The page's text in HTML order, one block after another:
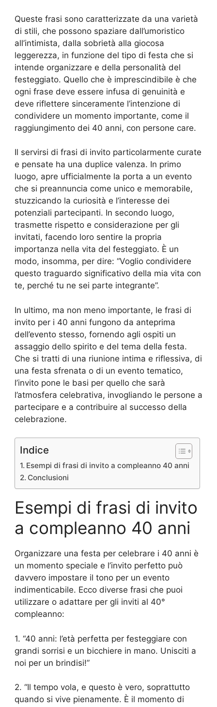
Queste frasi sono caratterizzate da una varietà
di stili, che possono spaziare dall’umoristico
all’intimista, dalla sobrietà alla giocosa
leggerezza, in funzione del tipo di festa che si
intende organizzare e della personalità del
festeggiato. Quello che è imprescindibile è che
ogni frase deve essere infusa di genuinità e
deve riflettere sinceramente l’intenzione di
condividere un momento importante, come il
raggiungimento dei 40 anni, con persone care.
Il servirsi di frasi di invito particolarmente curate
e pensate ha una duplice valenza. In primo
luogo, apre ufficialmente la porta a un evento
che si preannuncia come unico e memorabile,
stuzzicando la curiosità e l’interesse dei
potenziali partecipanti. In secondo luogo,
trasmette rispetto e considerazione per gli
invitati, facendo loro sentire la propria
importanza nella vita del festeggiato. È un
modo, insomma, per dire: “Voglio condividere
questo traguardo significativo della mia vita con
te, perché tu ne sei parte integrante”.
In ultimo, ma non meno importante, le frasi di
invito per i 40 anni fungono da anteprima
dell’evento stesso, fornendo agli ospiti un
assaggio dello spirito e del tema della festa.
Che si tratti di una riunione intima e riflessiva, di
una festa sfrenata o di un evento tematico,
l’invito pone le basi per quello che sarà
l’atmosfera celebrativa, invogliando le persone a
partecipare e a contribuire al successo della
celebrazione.
Indice
Esempi di frasi di invito a compleanno 40 anni
Conclusioni
Esempi di frasi di invito
a compleanno 40 anni
Organizzare una festa per celebrare i 40 anni è
un momento speciale e l’invito perfetto può
davvero impostare il tono per un evento
indimenticabile. Ecco diverse frasi che puoi
utilizzare o adattare per gli inviti al 40°
compleanno:
1. “40 anni: l’età perfetta per festeggiare con
grandi sorrisi e un bicchiere in mano. Unisciti a
noi per un brindisi!”
2. “Il tempo vola, e questo è vero, soprattutto
quando si vive pienamente. È il momento di